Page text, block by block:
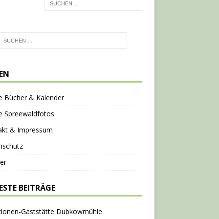
Bücher & Kalender
Spreewaldfotos
& Impressum
BEITRÄGE
Gaststätte Dubkowmühle